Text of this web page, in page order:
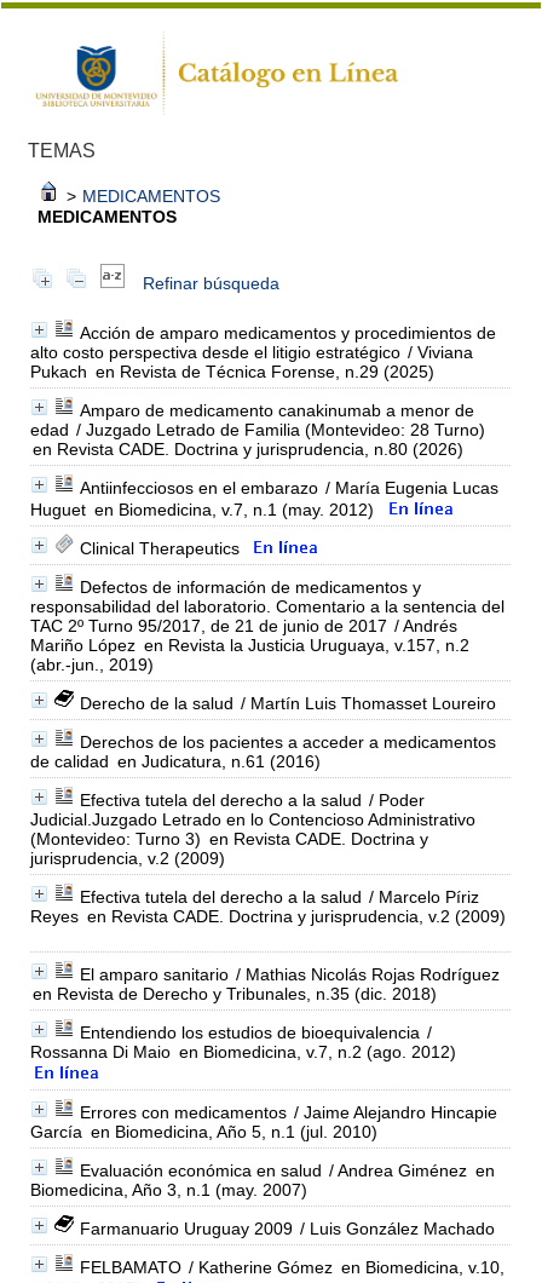
TEMAS
> MEDICAMENTOS
MEDICAMENTOS
Refinar búsqueda
Acción de amparo medicamentos y procedimientos de
alto costo perspectiva desde el litigio estratégico / Viviana
Pukach en Revista de Técnica Forense, n.29 (2025)
Amparo de medicamento canakinumab a menor de
edad / Juzgado Letrado de Familia (Montevideo: 28 Turno)
en Revista CADE. Doctrina y jurisprudencia, n.80 (2026)
Antiinfecciosos en el embarazo / María Eugenia Lucas
Huguet en Biomedicina, v.7, n.1 (may. 2012)
Clinical Therapeutics
Defectos de información de medicamentos y
responsabilidad del laboratorio. Comentario a la sentencia del
TAC 2º Turno 95/2017, de 21 de junio de 2017 / Andrés
Mariño López en Revista la Justicia Uruguaya, v.157, n.2
(abr.-jun., 2019)
Derecho de la salud / Martín Luis Thomasset Loureiro
Derechos de los pacientes a acceder a medicamentos
de calidad en Judicatura, n.61 (2016)
Efectiva tutela del derecho a la salud / Poder
Judicial.Juzgado Letrado en lo Contencioso Administrativo
(Montevideo: Turno 3) en Revista CADE. Doctrina y
jurisprudencia, v.2 (2009)
Efectiva tutela del derecho a la salud / Marcelo Píriz
Reyes en Revista CADE. Doctrina y jurisprudencia, v.2 (2009)
El amparo sanitario / Mathias Nicolás Rojas Rodríguez
en Revista de Derecho y Tribunales, n.35 (dic. 2018)
Entendiendo los estudios de bioequivalencia /
Rossanna Di Maio en Biomedicina, v.7, n.2 (ago. 2012)
Errores con medicamentos / Jaime Alejandro Hincapie
García en Biomedicina, Año 5, n.1 (jul. 2010)
Evaluación económica en salud / Andrea Giménez en
Biomedicina, Año 3, n.1 (may. 2007)
Farmanuario Uruguay 2009 / Luis González Machado
FELBAMATO / Katherine Gómez en Biomedicina, v.10,